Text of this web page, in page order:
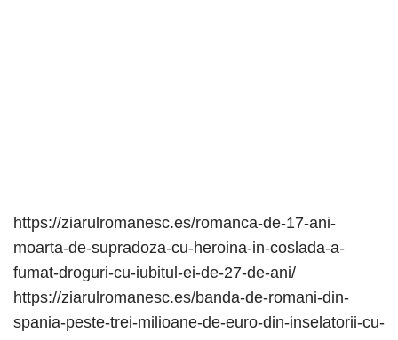
https://ziarulromanesc.es/romanca-de-17-ani-
moarta-de-supradoza-cu-heroina-in-coslada-a-
fumat-droguri-cu-iubitul-ei-de-27-de-ani/
https://ziarulromanesc.es/banda-de-romani-din-
spania-peste-trei-milioane-de-euro-din-inselatorii-cu-